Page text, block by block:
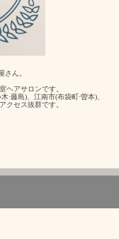
さん。
ヘアサロンです。
·藤島)、江南市(布袋町·曽本)、
クセス抜群です。